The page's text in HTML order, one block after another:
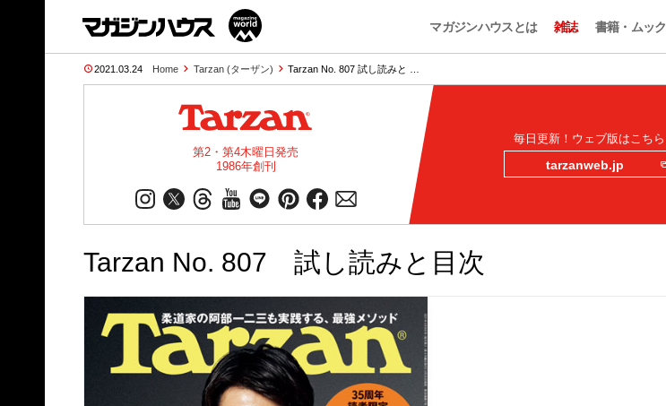
マガジンハウスとは 雑誌 書籍・ムック
2021.03.24 Home Tarzan (ターザン) Tarzan No. 807 試し読みと …
第2・第4木曜日発売
1986年創刊
毎日更新！ウェブ版はこちら
tarzanweb.jp
Tarzan No. 807 試し読みと目次